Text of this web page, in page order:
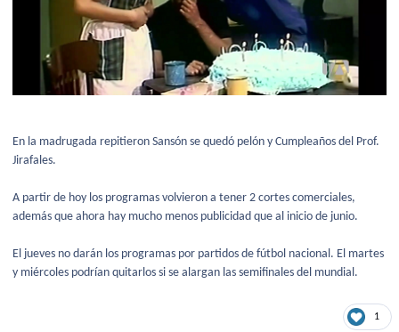
En la madrugada repitieron Sansón se quedó pelón y Cumpleaños del Prof.
Jirafales.
A partir de hoy los programas volvieron a tener 2 cortes comerciales,
además que ahora hay mucho menos publicidad que al inicio de junio.
El jueves no darán los programas por partidos de fútbol nacional. El martes
y miércoles podrían quitarlos si se alargan las semifinales del mundial.
1